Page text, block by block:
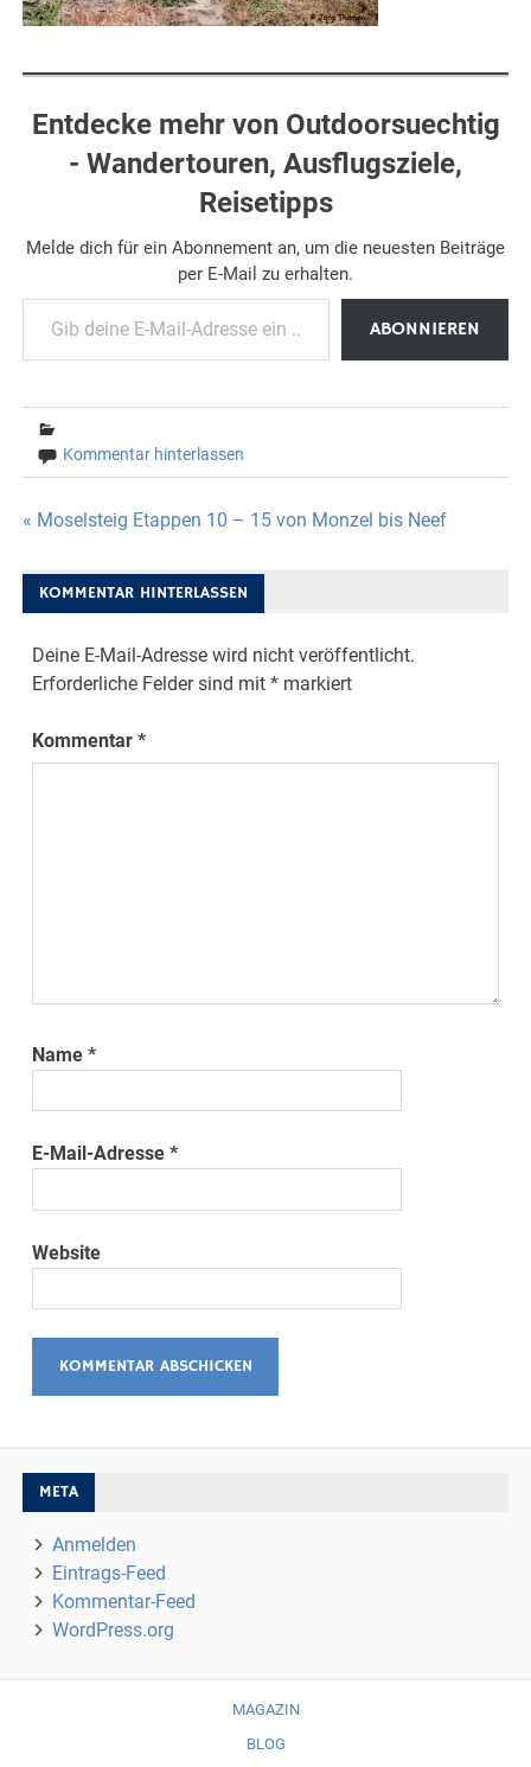
Entdecke mehr von Outdoorsuechtig
- Wandertouren, Ausflugsziele,
Reisetipps
Melde dich für ein Abonnement an, um die neuesten Beiträge
per E-Mail zu erhalten.
Gib deine E-Mail-Adresse ein ...
ABONNIEREN
Kommentar hinterlassen
Beitragsnavigation
« Moselsteig Etappen 10 – 15 von Monzel bis Neef
KOMMENTAR HINTERLASSEN
Deine E-Mail-Adresse wird nicht veröffentlicht.
Erforderliche Felder sind mit* markiert
Kommentar*
Name*
E-Mail-Adresse*
Website
META
Anmelden
Eintrags-Feed
Kommentar-Feed
WordPress.org
MAGAZIN
BLOG